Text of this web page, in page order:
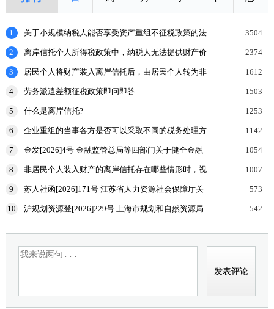
1
关于小规模纳税人能否享受资产重组不征税政策的法
3504
2
离岸信托个人所得税政策中，纳税人无法提供财产价
2374
3
居民个人将财产装入离岸信托后，由居民个人转为非
申报表和涉
1612
4 劳务派遣差额征税政策即问即答 1503
5 什么是离岸信托? 1253
6
企业重组的当事各方是否可以采取不同的税务处理方
1142
7
金发[2026]4号 金融监管总局等四部门关于健全金融
1054
8
非居民个人装入财产的离岸信托存在哪些情形时，视
规定申报
1007
9
苏人社函[2026]171号 江苏省人力资源社会保障厅关
573
10
沪规划资源登[2026]229号 上海市规划和自然资源局
置
542